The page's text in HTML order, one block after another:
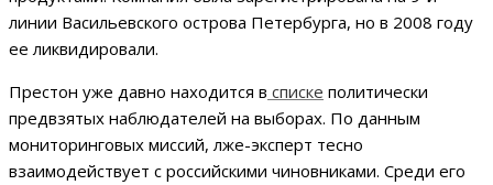
линии Васильевского острова Петербурга, но в 2008 году
ее ликвидировали.
Престон уже давно находится в списке политически
предвзятых наблюдателей на выборах. По данным
мониторинговых миссий, лже-эксперт тесно
взаимодействует с российскими чиновниками. Среди его